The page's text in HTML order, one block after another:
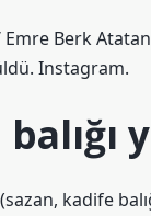
Berk
Instagram.
kadife